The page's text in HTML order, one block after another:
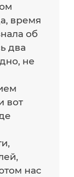
время
об
два
не
вот
нас